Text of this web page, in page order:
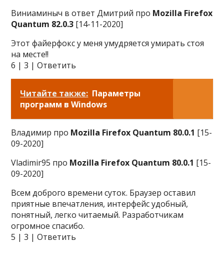
Виниаминыч в ответ Дмитрий про Mozilla Firefox
Quantum 82.0.3 [14-11-2020]
Этот файерфокс у меня умудряется умирать стоя
на месте!!
6 | 3 | Ответить
Читайте также: Параметры
программ в Windows
Владимир про Mozilla Firefox Quantum 80.0.1 [15-
09-2020]
Vladimir95 про Mozilla Firefox Quantum 80.0.1 [15-
09-2020]
Всем доброго времени суток. Браузер оставил
приятные впечатления, интерфейс удобный,
понятный, легко читаемый. Разработчикам
огромное спасибо.
5 | 3 | Ответить